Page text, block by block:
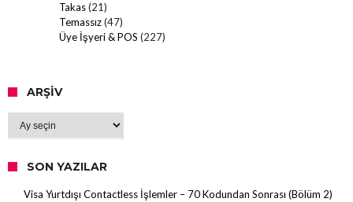
Takas(21)
Temassız(47)
Üye İşyeri & POS (227)
ARŞIV
SON YAZILAR
Visa Yurtdışı Contactless İşlemler – 70 Kodundan Sonrası (Bölüm 2)